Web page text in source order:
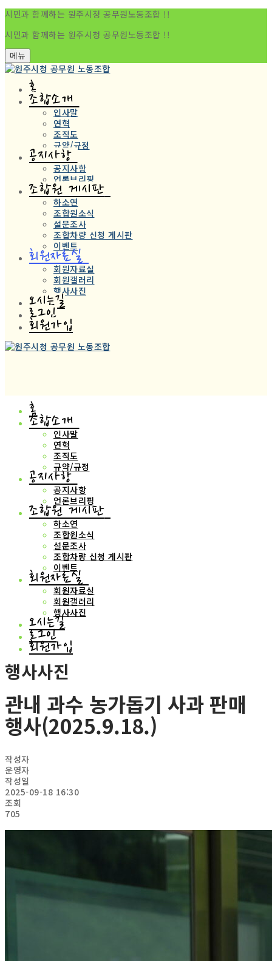
시민과 함께하는 원주시청 공무원노동조합 !!
시민과 함께하는 원주시청 공무원노동조합 !!
메뉴
홈
조합소개
인사말
연혁
조직도
규약/규정
공지사항
공지사항
언론브리핑
조합원 게시판
하소연
조합원소식
설문조사
조합차량 신청 게시판
이벤트
회원자료실
회원자료실
회원갤러리
행사사진
오시는길
로그인
회원가입
홈
조합소개
인사말
연혁
조직도
규약/규정
공지사항
공지사항
언론브리핑
조합원 게시판
하소연
조합원소식
설문조사
조합차량 신청 게시판
이벤트
회원자료실
회원자료실
회원갤러리
행사사진
오시는길
로그인
회원가입
행사사진
관내 과수 농가돕기 사과 판매
행사(2025.9.18.)
작성자
운영자
작성일
2025-09-18 16:30
조회
705